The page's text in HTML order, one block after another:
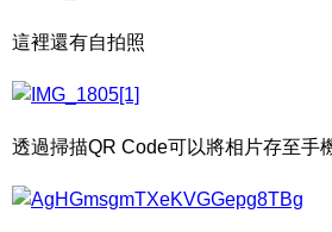
這裡還有自拍照
透過掃描QR Code可以將相片存至手